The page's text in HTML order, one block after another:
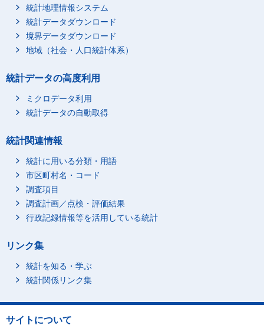
統計地理情報システム
統計データダウンロード
境界データダウンロード
地域（社会・人口統計体系）
統計データの高度利用
ミクロデータ利用
統計データの自動取得
統計関連情報
統計に用いる分類・用語
市区町村名・コード
調査項目
調査計画／点検・評価結果
行政記録情報等を活用している統計
リンク集
統計を知る・学ぶ
統計関係リンク集
サイトについて